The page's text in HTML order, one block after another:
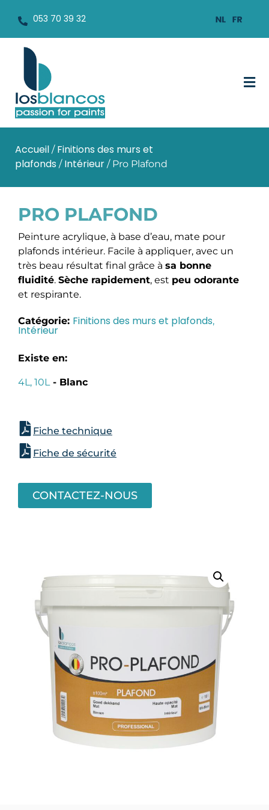
053 70 39 32
Accueil / Finitions des murs et
plafonds / Intérieur / Pro Plafond
PRO PLAFOND
Peinture acrylique, à base d’eau, mate pour
plafonds intérieur. Facile à appliquer, avec un
très beau résultat final grâce à sa bonne
fluidité. Sèche rapidement, est peu odorante
et respirante.
Catégorie: Finitions des murs et plafonds,
Intérieur
Existe en:
4L, 10L- Blanc
Fiche technique
Fiche de sécurité
CONTACTEZ-NOUS